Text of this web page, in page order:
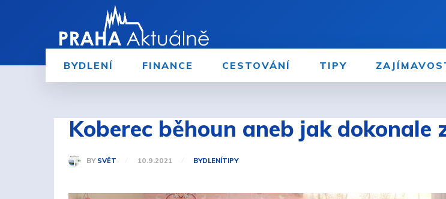
BYDLENÍ FINANCE CESTOVÁNÍ TIPY
Koberec běhoun aneb jak
BY SVĚT 10.9.2021 BYDLENÍTIPY